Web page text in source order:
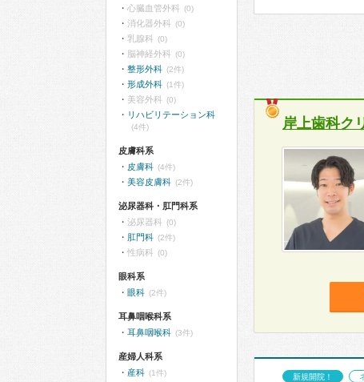
岸上歯科ク
新規開院！
心臓血管外科 (0)
消化器外科 (0)
乳腺科 (0)
脳神経外科 (0)
整形外科 (2件)
形成外科 (1件)
美容外科 (0)
リハビリテーション科
(4件)
皮膚科系
皮膚科 (4件)
美容皮膚科 (2件)
泌尿器科・肛門科系
泌尿器科 (0)
肛門科 (2件)
性病科 (0)
眼科系
眼科 (2件)
耳鼻咽喉科系
耳鼻咽喉科 (3件)
産婦人科系
産科 (1件)